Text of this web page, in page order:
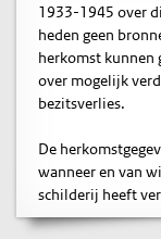
1933-1945 over
heden geen
herkomst kunnen
over mogelijk
bezitsverlies.
De
wanneer en van
schilderij heeft